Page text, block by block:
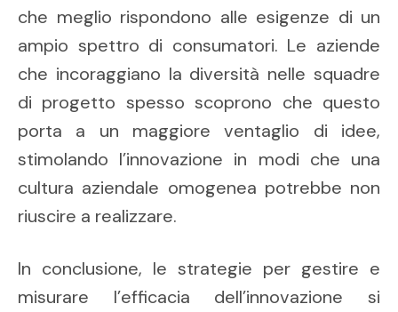
che meglio rispondono alle esigenze di un
ampio spettro di consumatori. Le aziende
che incoraggiano la diversità nelle squadre
di progetto spesso scoprono che questo
porta a un maggiore ventaglio di idee,
stimolando l’innovazione in modi che una
cultura aziendale omogenea potrebbe non
riuscire a realizzare.
In conclusione, le strategie per gestire e
misurare l’efficacia dell’innovazione si